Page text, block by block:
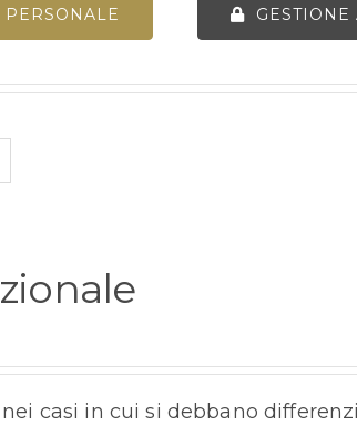
GESTIONE
casi in cui si debbano